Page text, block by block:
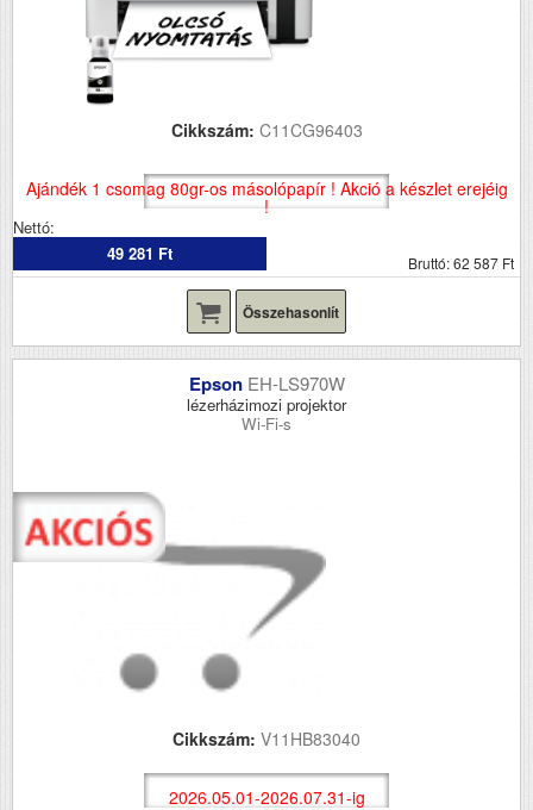
Cikkszám: C11CG96403
Ajándék 1 csomag 80gr-os másolópapír ! Akció a készlet erejéig
!
Nettó:
49 281 Ft
Bruttó: 62 587 Ft
Összehasonlít
Epson EH-LS970W
lézerházimozi projektor
Wi-Fi-s
Cikkszám: V11HB83040
2026.05.01-2026.07.31-ig